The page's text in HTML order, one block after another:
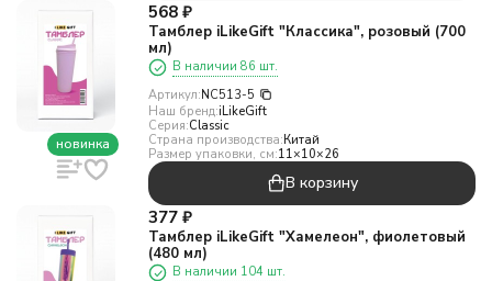
новинка
568 ₽
Тамблер iLikeGift "Классика", розовый (700
мл)
В наличии 86 шт.
Артикул:NC513-5
Наш бренд:iLikeGift
Серия:Classic
Страна производства:Китай
Размер упаковки, см:11×10×26
В корзину
377 ₽
Тамблер iLikeGift "Хамелеон", фиолетовый
(480 мл)
В наличии 104 шт.